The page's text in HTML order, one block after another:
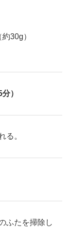
30g）
）
る。
ふたを掃除し